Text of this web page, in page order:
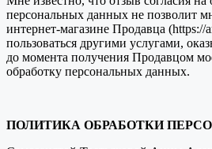
персональных данных не позволит
интернет-магазине Продавца (https://
пользоваться другими услугами,
до момента получения Продавцом
обработку персональных данных.
ПОЛИТИКА ОБРАБОТКИ